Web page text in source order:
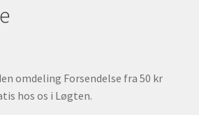
omdeling Forsendelse fra 50 kr
hos os i Løgten.